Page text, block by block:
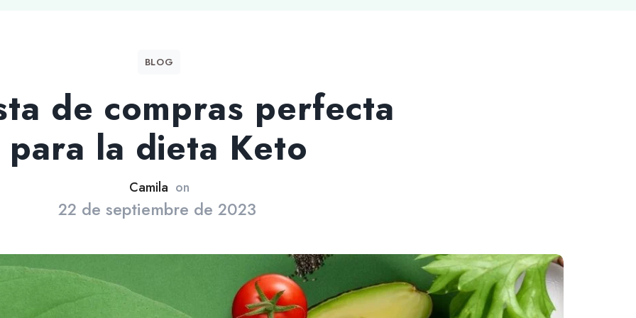
BLOG
de compras perfecta
para la dieta Keto
Camila on
22 de septiembre de 2023